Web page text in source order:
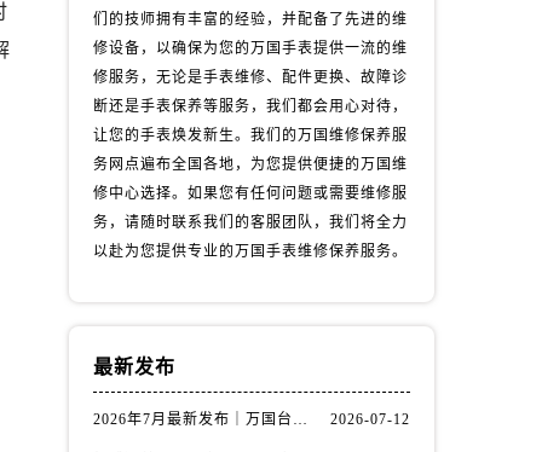
们的技师拥有丰富的经验，并配备了先进的维
修设备，以确保为您的万国手表提供一流的维
修服务，无论是手表维修、配件更换、故障诊
断还是手表保养等服务，我们都会用心对待，
让您的手表焕发新生。我们的万国维修保养服
务网点遍布全国各地，为您提供便捷的万国维
修中心选择。如果您有任何问题或需要维修服
务，请随时联系我们的客服团队，我们将全力
以赴为您提供专业的万国手表维修保养服务。
最新发布
2026年7月最新发布｜万国台州官方专柜客户服务热线与专柜信息攻略 2026-07-12